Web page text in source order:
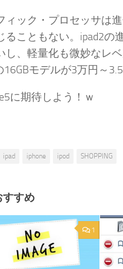
ィック・プロセッサは
ることもない。ipad2の
し、軽量化も微妙なレ
16GBモデルが3万円～
に期待しよう！ｗ
ipad iphone ipod SHOPPING
すすめ
1